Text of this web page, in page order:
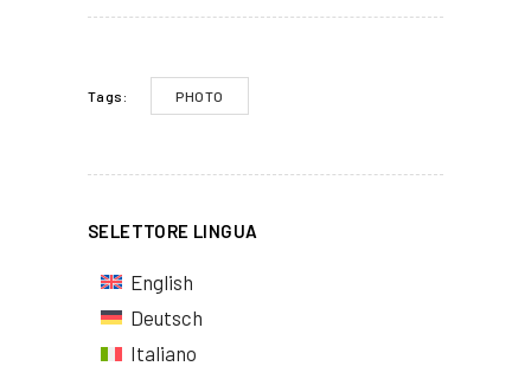
Tags: PHOTO
SELETTORE LINGUA
English
Deutsch
Italiano